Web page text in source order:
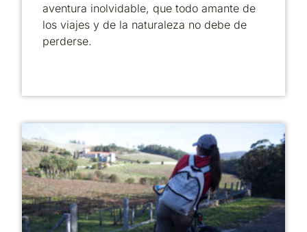
aventura inolvidable, que todo amante de
los viajes y de la naturaleza no debe de
perderse.